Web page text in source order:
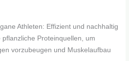
Athleten: Effizient und nachhaltig
pflanzliche Proteinquellen, um
vorzubeugen und Muskelaufbau